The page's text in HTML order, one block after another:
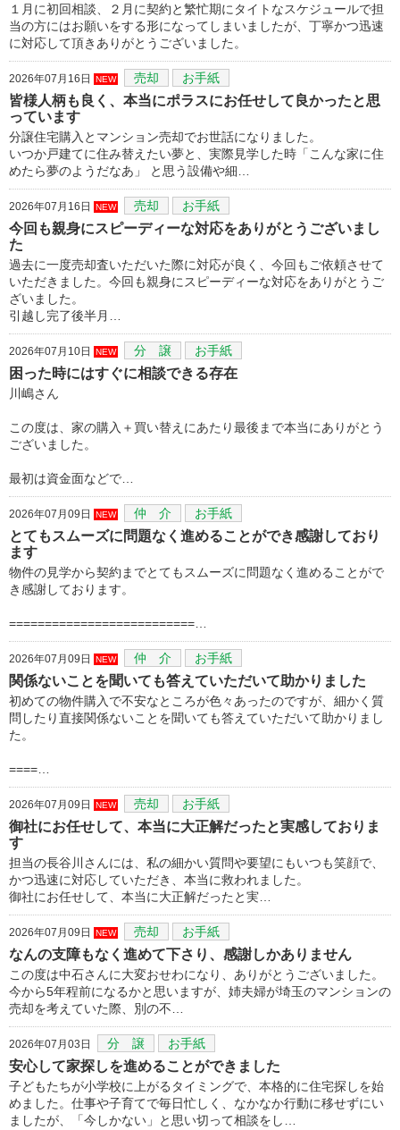
１月に初回相談、２月に契約と繁忙期にタイトなスケジュールで担
当の方にはお願いをする形になってしまいましたが、丁寧かつ迅速
に対応して頂きありがとうございました。
2026年07月16日 NEW 売却 お手紙
皆様人柄も良く、本当にポラスにお任せして良かったと思
っています
分譲住宅購入とマンション売却でお世話になりました。
いつか戸建てに住み替えたい夢と、実際見学した時「こんな家に住
めたら夢のようだなあ」 と思う設備や細…
2026年07月16日 NEW 売却 お手紙
今回も親身にスピーディーな対応をありがとうございまし
た
過去に一度売却査いただいた際に対応が良く、今回もご依頼させて
いただきました。今回も親身にスピーディーな対応をありがとうご
ざいました。
引越し完了後半月…
2026年07月10日 NEW 分 譲 お手紙
困った時にはすぐに相談できる存在
川嶋さん
この度は、家の購入＋買い替えにあたり最後まで本当にありがとう
ございました。
最初は資金面などで…
2026年07月09日 NEW 仲 介 お手紙
とてもスムーズに問題なく進めることができ感謝しており
ます
物件の見学から契約までとてもスムーズに問題なく進めることがで
き感謝しております。
==========================…
2026年07月09日 NEW 仲 介 お手紙
関係ないことを聞いても答えていただいて助かりました
初めての物件購入で不安なところが色々あったのですが、細かく質
問したり直接関係ないことを聞いても答えていただいて助かりまし
た。
====…
2026年07月09日 NEW 売却 お手紙
御社にお任せして、本当に大正解だったと実感しておりま
す
担当の長谷川さんには、私の細かい質問や要望にもいつも笑顔で、
かつ迅速に対応していただき、本当に救われました。
御社にお任せして、本当に大正解だったと実…
2026年07月09日 NEW 売却 お手紙
なんの支障もなく進めて下さり、感謝しかありません
この度は中石さんに大変おせわになり、ありがとうございました。
今から5年程前になるかと思いますが、姉夫婦が埼玉のマンションの
売却を考えていた際、別の不…
2026年07月03日 分 譲 お手紙
安心して家探しを進めることができました
子どもたちが小学校に上がるタイミングで、本格的に住宅探しを始
めました。仕事や子育てで毎日忙しく、なかなか行動に移せずにい
ましたが、「今しかない」と思い切って相談をし…